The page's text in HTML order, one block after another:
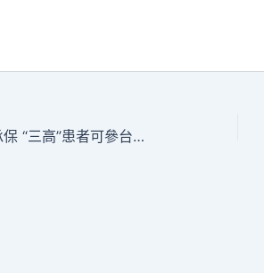
需事前進行承保 “三高”患者可參台北秀傳健檢加萊佛士綜合健保計劃